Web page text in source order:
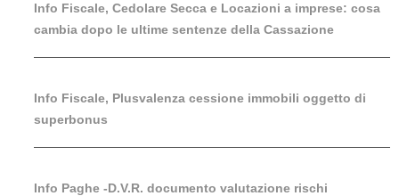
Info Fiscale, Cedolare Secca e Locazioni a imprese: cosa
cambia dopo le ultime sentenze della Cassazione
Info Fiscale, Plusvalenza cessione immobili oggetto di
superbonus
Info Paghe -D.V.R. documento valutazione rischi